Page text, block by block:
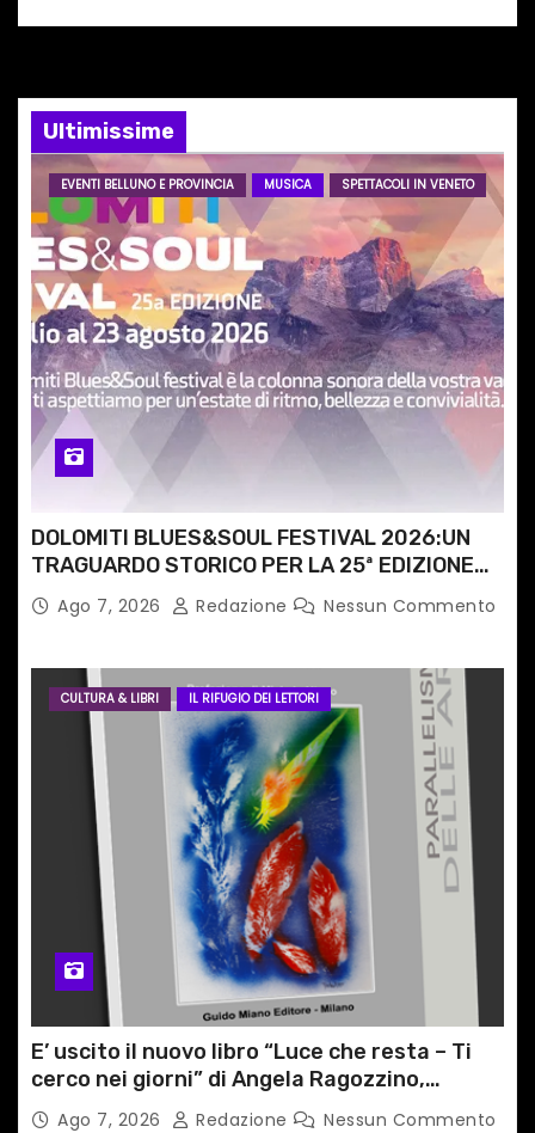
n
e
a
r
t
i
c
o
l
Ultimissime
EVENTI BELLUNO E PROVINCIA MUSICA SPETTACOLI IN VENETO
DOLOMITI BLUES&SOUL FESTIVAL 2026:UN
TRAGUARDO STORICO PER LA 25ª EDIZIONE
TRA LE CIME PATRIMONIO UNESCO
Ago 7, 2026 Redazione Nessun Commento
CULTURA & LIBRI IL RIFUGIO DEI LETTORI
E’ uscito il nuovo libro “Luce che resta – Ti
cerco nei giorni” di Angela Ragozzino,
medico primario di Capua
Ago 7, 2026 Redazione Nessun Commento